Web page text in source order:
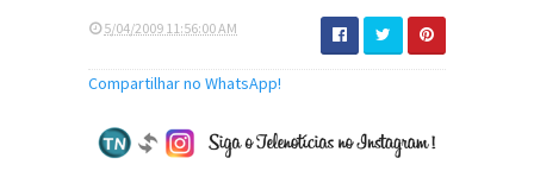
5/04/2009 11:56:00 AM
Compartilhar no WhatsApp!